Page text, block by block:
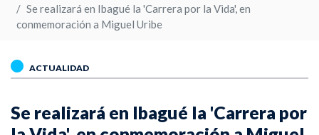
Se realizará en Ibagué la 'Carrera por la Vida', en
conmemoración a Miguel Uribe
ACTUALIDAD
Se realizará en Ibagué la 'Carrera por